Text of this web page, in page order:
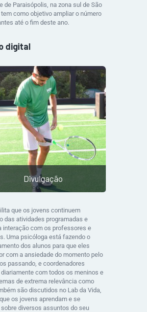
de Paraisópolis, na zona sul de São
como objetivo ampliar o número
até o fim deste ano.
digital
Divulgação
que os jovens continuem
das atividades programadas e
interação com os professores e
Uma psicóloga está fazendo o
dos alunos para que eles
com a ansiedade do momento pelo
passando, e coordenadores
com todos os meninos e
de extrema relevância como
são discutidos no Lab da Vida,
os jovens aprendam e se
diversos assuntos do seu